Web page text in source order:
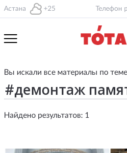
Астана +25 Телефон
Вы искали все материалы по
Найдено результатов: 1